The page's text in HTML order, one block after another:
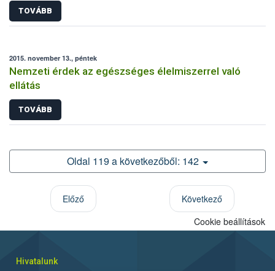
TOVÁBB
2015. november 13., péntek
Nemzeti érdek az egészséges élelmiszerrel való
ellátás
TOVÁBB
Oldal 119 a következőből: 142
Előző
Következő
Cookie beállítások
Hivatalunk